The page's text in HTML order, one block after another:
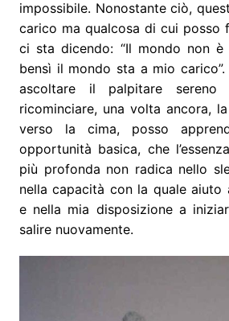
impossibile. Nonostante ciò,
carico ma qualcosa di cui posso
ci sta dicendo: “Il mondo non
bensì il mondo sta a mio
ascoltare il palpitare
ricominciare, una volta ancora,
verso la cima, posso
opportunità basica, che
più profonda non radica nello
nella capacità con la quale aiuto
e nella mia disposizione a
salire nuovamente.